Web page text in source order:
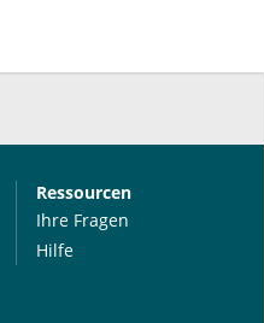
Ressourcen
Ihre Fragen
Hilfe